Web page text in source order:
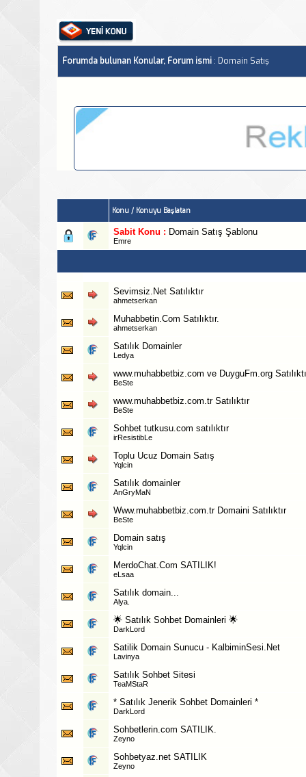
Forumda bulunan Konular, Forum ismi : Domain Satış
Konu / Konuyu Başlatan
Sabit Konu : Domain Satış Şablonu
Emre
Sevimsiz.Net Satılıktır
ahmetserkan
Muhabbetin.Com Satılıktır.
ahmetserkan
Satılık Domainler
Ledya
www.muhabbetbiz.com ve DuyguFm.org
BeSte
www.muhabbetbiz.com.tr Satılıktır
BeSte
Sohbet tutkusu.com satılıktır
irResistibLe
Toplu Ucuz Domain Satış
Yqlcin
Satılık domainler
AnGryMaN
Www.muhabbetbiz.com.tr Domaini Satılıktır
BeSte
Domain satış
Yqlcin
MerdoChat.Com SATILIK!
eLsaa
Satılık domain...
Alya.
🌟 Satılık Sohbet Domainleri 🌟
DarkLord
Satilik Domain Sunucu - KalbiminSesi.Net
Lavinya
Satılık Sohbet Sitesi
TeaMStaR
* Satılık Jenerik Sohbet Domainleri *
DarkLord
Sohbetlerin.com SATILIK.
Zeyno
Sohbetyaz.net SATILIK
Zeyno